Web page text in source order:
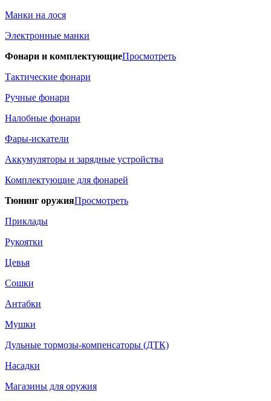
Манки на лося
Электронные манки
Фонари и комплектующиеПросмотреть
Тактические фонари
Ручные фонари
Налобные фонари
Фары-искатели
Аккумуляторы и зарядные устройства
Комплектующие для фонарей
Тюнинг оружияПросмотреть
Приклады
Рукоятки
Цевья
Сошки
Антабки
Мушки
Дульные тормозы-компенсаторы (ДТК)
Насадки
Магазины для оружия